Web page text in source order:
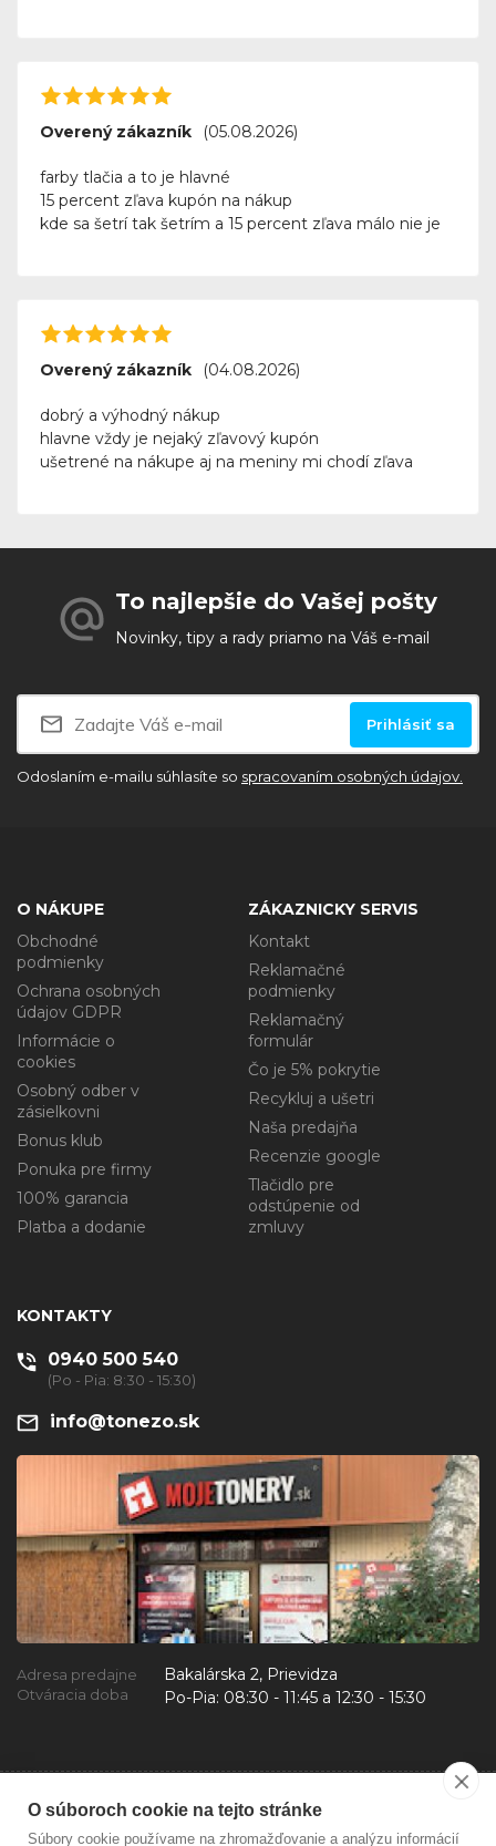
O súboroch cookie na tejto stránke
Súbory cookie používame na zhromažďovanie a analýzu informácií
Overený zákazník (05.08.2026)
farby tlačia a to je hlavné
15 percent zľava kupón na nákup
kde sa šetrí tak šetrím a 15 percent zľava málo nie je
Overený zákazník (04.08.2026)
dobrý a výhodný nákup
hlavne vždy je nejaký zľavový kupón
ušetrené na nákupe aj na meniny mi chodí zľava
To najlepšie do Vašej pošty
Novinky, tipy a rady priamo na Váš e-mail
Prihlásiť sa
Odoslaním e-mailu súhlasíte so spracovaním osobných údajov.
O NÁKUPE
Obchodné
podmienky
Ochrana osobných
údajov GDPR
Informácie o
cookies
Osobný odber v
zásielkovni
Bonus klub
Ponuka pre firmy
100% garancia
Platba a dodanie
ZÁKAZNICKY SERVIS
Kontakt
Reklamačné
podmienky
Reklamačný
formulár
Čo je 5% pokrytie
Recykluj a ušetri
Naša predajňa
Recenzie google
Tlačidlo pre
odstúpenie od
zmluvy
KONTAKTY
0940 500 540
(Po - Pia: 8:30 - 15:30)
info@tonezo.sk
Adresa predajne Bakalárska 2, Prievidza
Otváracia doba Po-Pia: 08:30 - 11:45 a 12:30 - 15:30